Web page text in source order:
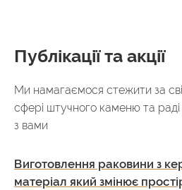
Публікації та акції
Ми намагаємося стежити за
сфері штучного каменю та раді
з вами
Виготовлення раковини з
матеріал який змінює